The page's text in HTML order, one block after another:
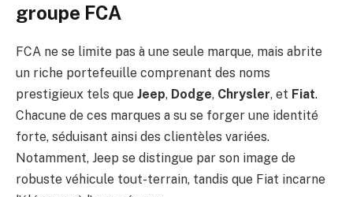
groupe FCA
FCA ne se limite pas à une seule marque, mais abrite
un riche portefeuille comprenant des noms
prestigieux tels que Jeep, Dodge, Chrysler, et Fiat.
Chacune de ces marques a su se forger une identité
forte, séduisant ainsi des clientèles variées.
Notamment, Jeep se distingue par son image de
robuste véhicule tout-terrain, tandis que Fiat incarne